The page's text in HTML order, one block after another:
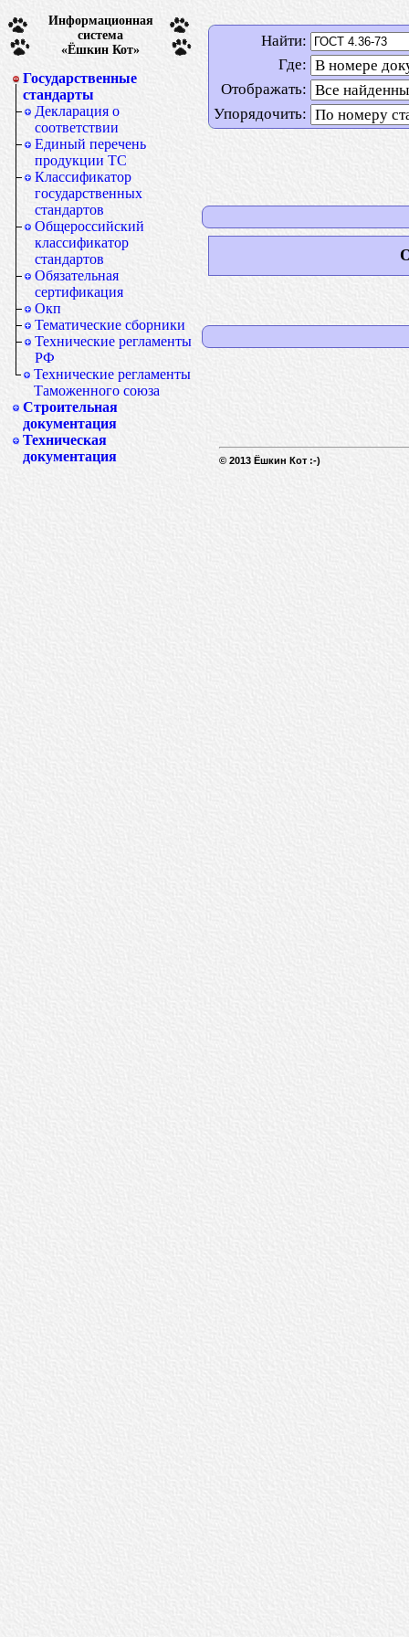
Информационная
система
«Ёшкин Кот»
Государственные
стандарты
Декларация о
соответствии
Единый перечень
продукции ТС
Классификатор
государственных
стандартов
Общероссийский
классификатор
стандартов
Обязательная
сертификация
Окп
Тематические сборники
Технические регламенты
РФ
Технические регламенты
Таможенного союза
Строительная
документация
Техническая
документация
Найти:
Где:
Отображать:
Упорядочить:
© 2013 Ёшкин Кот :-)